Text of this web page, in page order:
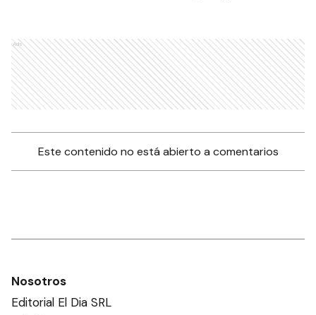
Ads
Este contenido no está abierto a comentarios
Nosotros
Editorial El Dia SRL